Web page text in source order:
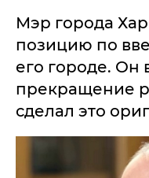
Мэр города
позицию по
его городе. Он
прекращение
сделал это